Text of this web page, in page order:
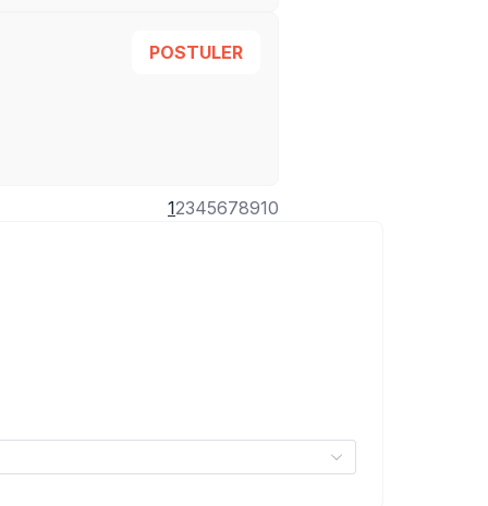
POSTULER
12345678910